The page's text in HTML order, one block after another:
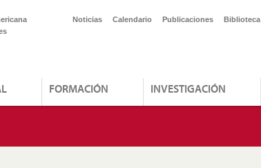
Noticias Calendario Publicaciones Biblioteca
FORMACIÓN INVESTIGACIÓN